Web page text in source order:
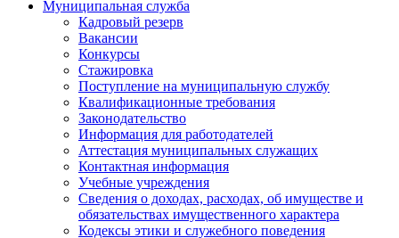
Муниципальная служба
Кадровый резерв
Вакансии
Конкурсы
Стажировка
Поступление на муниципальную службу
Квалификационные требования
Законодательство
Информация для работодателей
Аттестация муниципальных служащих
Контактная информация
Учебные учреждения
Сведения о доходах, расходах, об имуществе и
обязательствах имущественного характера
Кодексы этики и служебного поведения